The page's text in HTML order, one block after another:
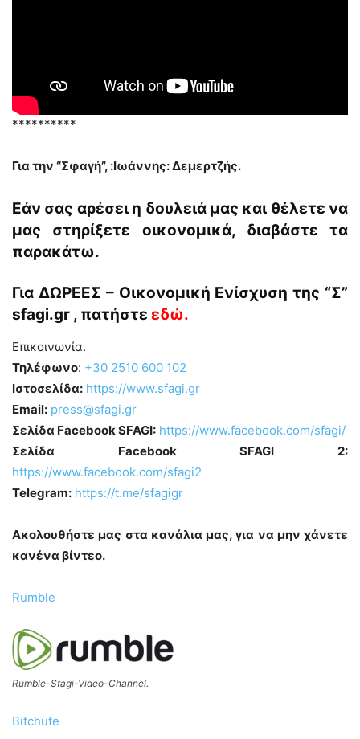
**********
Για την “Σφαγή”, :Ιωάννης: Δεμερτζής.
Εάν σας αρέσει η δουλειά μας και θέλετε να
μας στηρίξετε οικονομικά, διαβάστε τα
παρακάτω.
Για ΔΩΡΕΕΣ – Οικονομική Ενίσχυση της “Σ”
sfagi.gr , πατήστε εδώ.
Επικοινωνία.
Τηλέφωνο: +30 2510 600 102
Ιστοσελίδα: https://www.sfagi.gr
Email: press@sfagi.gr
Σελίδα Facebook SFAGI: https://www.facebook.com/sfagi/
Σελίδα Facebook SFAGI 2:
https://www.facebook.com/sfagi2
Telegram: https://t.me/sfagigr
Ακολουθήστε μας στα κανάλια μας, για να μην χάνετε
κανένα βίντεο.
Rumble
Rumble-Sfagi-Video-Channel.
Bitchute